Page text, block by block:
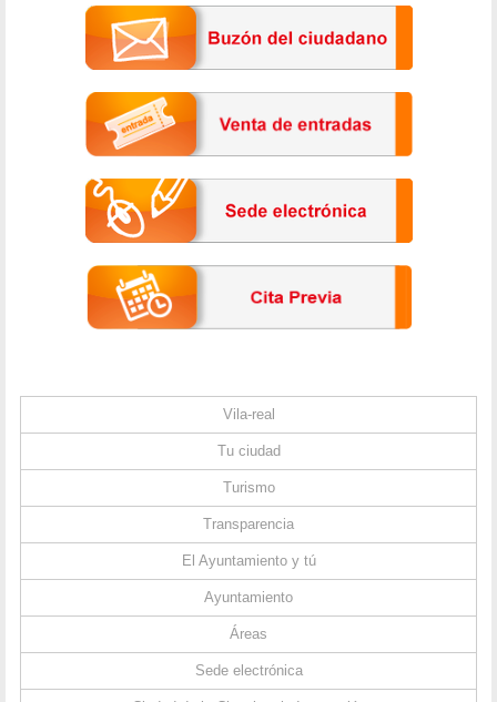
Vila-real
Tu ciudad
Turismo
Transparencia
El Ayuntamiento y tú
Ayuntamiento
Áreas
Sede electrónica